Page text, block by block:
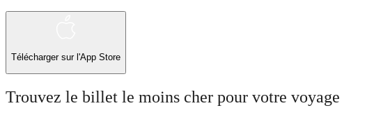
Télécharger sur l'App Store
Trouvez le billet le moins cher pour votre voyage